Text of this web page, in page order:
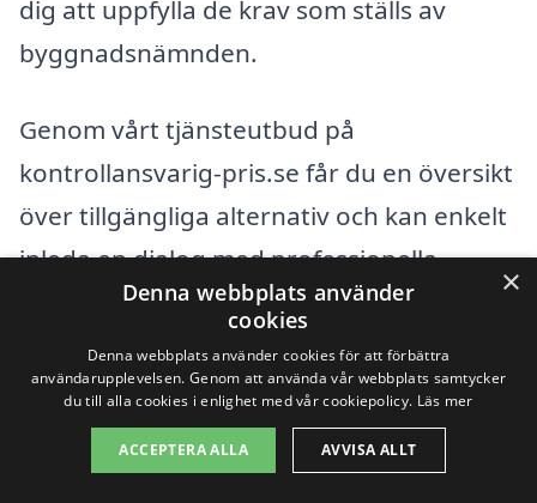
dig att uppfylla de krav som ställs av
byggnadsnämnden.
Genom vårt tjänsteutbud på
kontrollansvarig-pris.se får du en översikt
över tillgängliga alternativ och kan enkelt
inleda en dialog med professionella
kontrollansvariga i ditt område. Satsa på
kvalitet och säkerställ att du har rätt
expertis vid din sida för att undvika
framtida problem i ditt byggprojekt.
×
Denna webbplats använder
cookies
Denna webbplats använder cookies för att förbättra
användarupplevelsen. Genom att använda vår webbplats samtycker
du till alla cookies i enlighet med vår cookiepolicy. Läs mer
ACCEPTERA ALLA AVVISA ALLT